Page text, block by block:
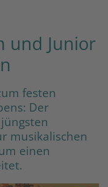
und Junior
festen
Der
musikalischen
einen